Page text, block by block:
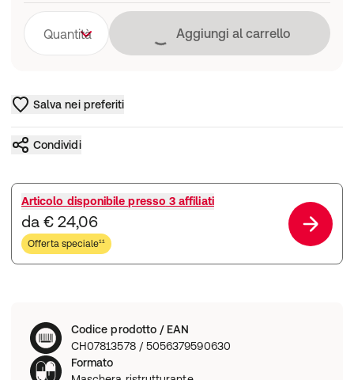
Quantità Caricamento in
Aggiungi al carrello
Salva nei preferiti
Condividi
Articolo disponibile presso 3 affiliati
da € 24,06
Offerta speciale¹¹
Codice prodotto / EAN
CH07813578 / 5056379590630
Formato